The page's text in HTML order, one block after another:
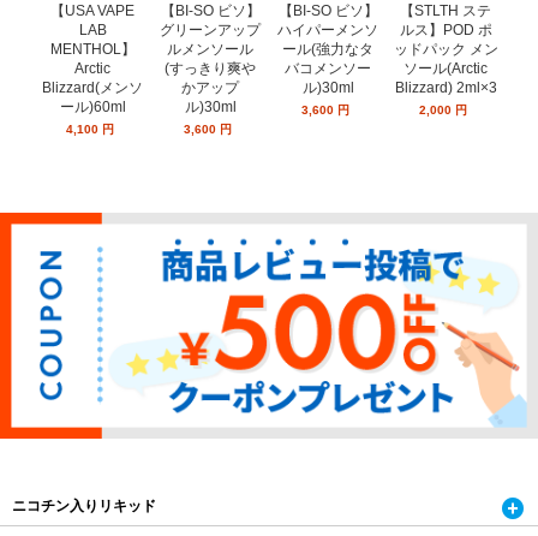
【USA VAPE
LAB
MENTHOL】
Arctic
Blizzard(メンソ
ール)60ml
4,100 円
【BI-SO ビソ】
グリーンアップ
ルメンソール
(すっきり爽や
かアップ
ル)30ml
3,600 円
【BI-SO ビソ】
ハイパーメンソ
ール(強力なタ
バコメンソー
ル)30ml
3,600 円
【STLTH ステ
ルス】POD ポ
ッドパック メン
ソール(Arctic
Blizzard) 2ml×3
2,000 円
ニコチン入りリキッド